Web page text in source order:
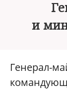
и
Генерал-